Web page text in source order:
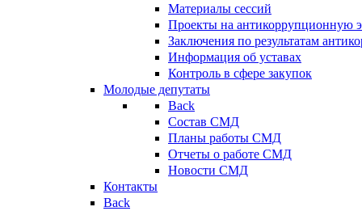
Материалы сессий
Проекты на антикоррупционную
Заключения по результатам
Информация об уставах
Контроль в сфере закупок
Молодые депутаты
Back
Состав СМД
Планы работы СМД
Отчеты о работе СМД
Новости СМД
Контакты
Back